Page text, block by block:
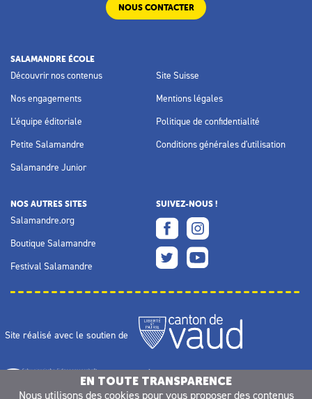
NOUS CONTACTER
SALAMANDRE ÉCOLE
Découvrir nos contenus
Nos engagements
L'équipe éditoriale
Petite Salamandre
Salamandre Junior
Site Suisse
Mentions légales
Politique de confidentialité
Conditions générales d'utilisation
NOS AUTRES SITES
Salamandre.org
Boutique Salamandre
Festival Salamandre
SUIVEZ-NOUS !
Site réalisé avec le soutien de
EN TOUTE TRANSPARENCE
Nous utilisons des cookiespour vous proposer des contenus